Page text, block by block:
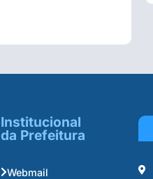
Institucional
da Prefeitura
Webmail